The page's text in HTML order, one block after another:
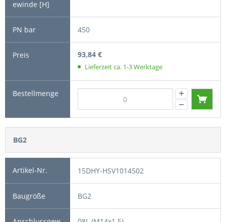
450
93,84 €
Lieferzeit ca. 1-3 Werktage
BG2
15DHY-HSV1014502
BG2